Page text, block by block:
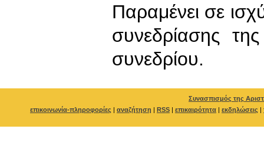
Παραμένει σε
συνεδρίασης
συνεδρίου.
Συνασπισμός της
επικοινωνία-πληροφορίες | αναζήτηση | RSS | επικαιρότητα | εκδηλώσεις |